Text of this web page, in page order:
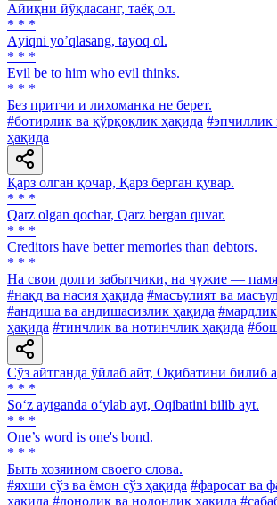
Айиқни йўқласанг, таёқ ол.
* * *
Аyiqni yoʼqlasang, tayoq ol.
* * *
Evil be to him who evil thinks.
* * *
Без притчи и лихоманка не берет.
#ботирлик ва қўрқоқлик ҳақида #эпчиллик
ҳақида
Қарз олган қочар, Қарз берган қувар.
* * *
Qarz olgan qochar, Qarz bergan quvar.
* * *
Creditors have better memories than debtors.
* * *
Ha свои долги забытчики, на чужие —
#нақд ва насия ҳақида #масъулият ва
#андиша ва андишасизлик ҳақида
ҳақида #тинчлик ва нотинчлик ҳақида
Сўз айтганда ўйлаб айт, Оқибатини билиб
* * *
So‘z aytganda o‘ylab ayt, Oqibatini bilib ayt.
* * *
One’s word is one's bond.
* * *
Быть хозяином своего слова.
#яхши сўз ва ёмон сўз ҳақида #фаросат ва
ҳақида #донолик ва нодонлик ҳақида